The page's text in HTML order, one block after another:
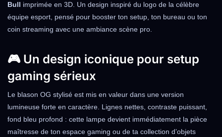
Bull imprimée en 3D. Un design inspiré du logo de la célèbre
équipe esport, pensé pour booster ton setup, ton bureau ou ton
coin streaming avec une ambiance scène pro.
🎮 Un design iconique pour setup
gaming sérieux
Le blason OG stylisé est mis en valeur dans une version
lumineuse forte en caractère. Lignes nettes, contraste puissant,
fond bleu profond : cette lampe devient immédiatement la pièce
maîtresse de ton espace gaming ou de ta collection d’objets